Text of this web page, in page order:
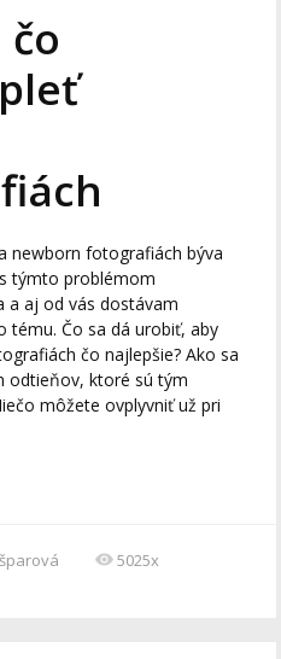
newborn fotografiách býva
týmto problémom
a aj od vás dostávam
tému. Čo sa dá urobiť, aby
čo najlepšie? Ako sa
odtieňov, ktoré sú tým
môžete ovplyvniť už pri
5025x